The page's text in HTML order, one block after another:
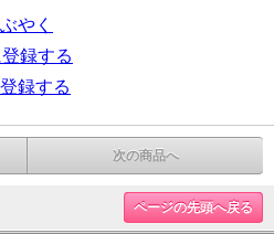
やく
録する
録する
次の商品へ
ページの先頭へ戻る